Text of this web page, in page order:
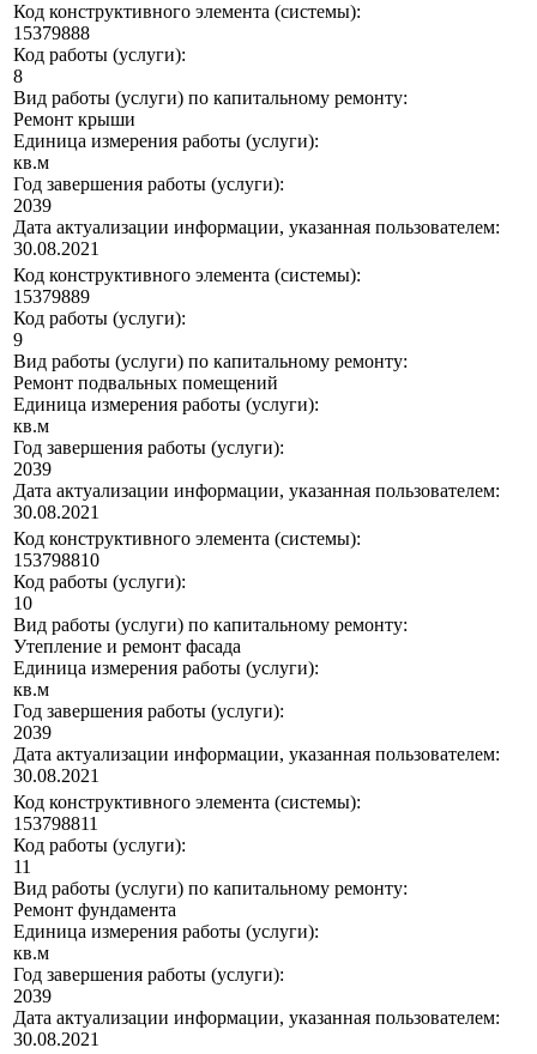
Код конструктивного элемента (системы):
15379888
Код работы (услуги):
8
Вид работы (услуги) по капитальному ремонту:
Ремонт крыши
Единица измерения работы (услуги):
кв.м
Год завершения работы (услуги):
2039
Дата актуализации информации, указанная пользователем:
30.08.2021
Код конструктивного элемента (системы):
15379889
Код работы (услуги):
9
Вид работы (услуги) по капитальному ремонту:
Ремонт подвальных помещений
Единица измерения работы (услуги):
кв.м
Год завершения работы (услуги):
2039
Дата актуализации информации, указанная пользователем:
30.08.2021
Код конструктивного элемента (системы):
153798810
Код работы (услуги):
10
Вид работы (услуги) по капитальному ремонту:
Утепление и ремонт фасада
Единица измерения работы (услуги):
кв.м
Год завершения работы (услуги):
2039
Дата актуализации информации, указанная пользователем:
30.08.2021
Код конструктивного элемента (системы):
153798811
Код работы (услуги):
11
Вид работы (услуги) по капитальному ремонту:
Ремонт фундамента
Единица измерения работы (услуги):
кв.м
Год завершения работы (услуги):
2039
Дата актуализации информации, указанная пользователем:
30.08.2021